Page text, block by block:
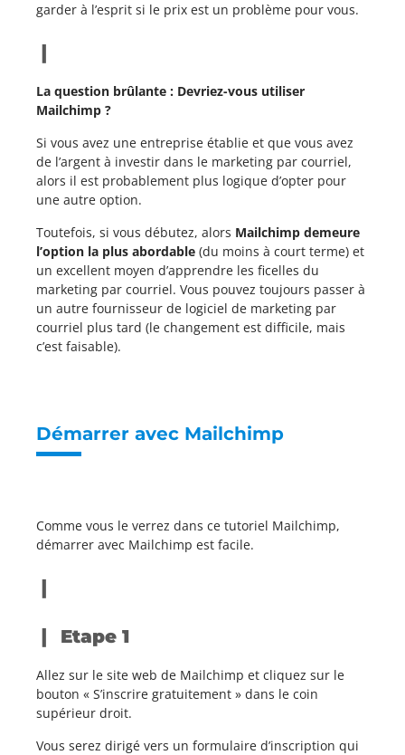
garder à l’esprit si le prix est un problème pour vous.
La question brûlante : Devriez-vous utiliser
Mailchimp ?
Si vous avez une entreprise établie et que vous avez
de l’argent à investir dans le marketing par courriel,
alors il est probablement plus logique d’opter pour
une autre option.
Toutefois, si vous débutez, alors Mailchimp demeure
l’option la plus abordable (du moins à court terme) et
un excellent moyen d’apprendre les ficelles du
marketing par courriel. Vous pouvez toujours passer à
un autre fournisseur de logiciel de marketing par
courriel plus tard (le changement est difficile, mais
c’est faisable).
Démarrer avec Mailchimp
Comme vous le verrez dans ce tutoriel Mailchimp,
démarrer avec Mailchimp est facile.
Etape 1
Allez sur le site web de Mailchimp et cliquez sur le
bouton « S’inscrire gratuitement » dans le coin
supérieur droit.
Vous serez dirigé vers un formulaire d’inscription qui